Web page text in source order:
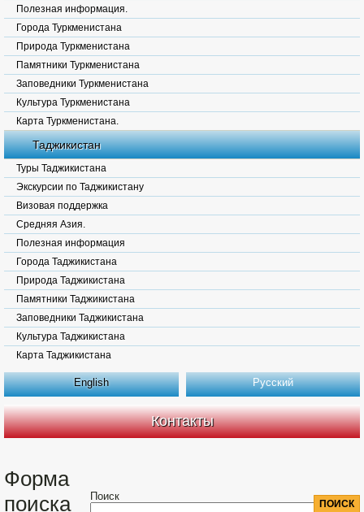
Полезная информация.
Города Туркменистана
Природа Туркменистана
Памятники Туркменистана
Заповедники Туркменистана
Культура Туркменистана
Карта Туркменистана.
Таджикистан
Туры Таджикистана
Экскурсии по Таджикистану
Визовая поддержка
Средняя Азия.
Полезная информация
Города Таджикистана
Природа Таджикистана
Памятники Таджикистана
Заповедники Таджикистана
Культура Таджикистана
Карта Таджикистана
English Русский
Контакты
Форма
поиска
Поиск